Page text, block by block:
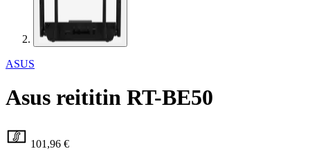
ASUS
Asus reititin RT-BE50
101,96 €